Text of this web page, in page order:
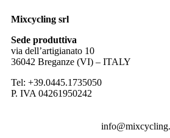
Mixcycling srl
Sede produttiva
via dell’artigianato 10
36042 Breganze (VI) – ITALY
Tel: +39.0445.1735050
P. IVA 04261950242